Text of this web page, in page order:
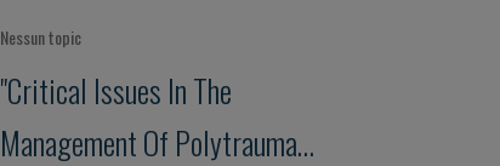
Nessun topic
"Critical Issues In The
Management Of Polytrauma